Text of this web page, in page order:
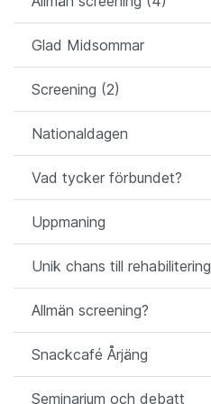
Glad Midsommar
Screening (2)
Nationaldagen
Vad tycker förbundet?
Uppmaning
Unik chans till rehabilitering
Allmän screening?
Snackcafé Årjäng
Seminarium och debatt